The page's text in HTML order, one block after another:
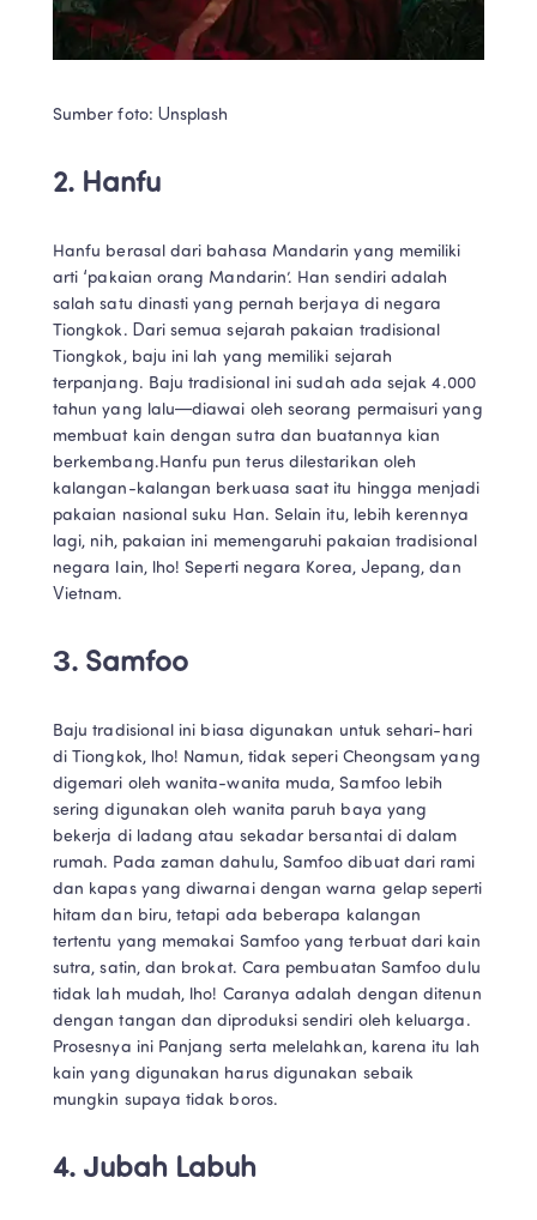
Sumber foto: Unsplash
2. Hanfu
Hanfu berasal dari bahasa Mandarin yang memiliki
arti ‘pakaian orang Mandarin’. Han sendiri adalah
salah satu dinasti yang pernah berjaya di negara
Tiongkok. Dari semua sejarah pakaian tradisional
Tiongkok, baju ini lah yang memiliki sejarah
terpanjang. Baju tradisional ini sudah ada sejak 4.000
tahun yang lalu—diawai oleh seorang permaisuri yang
membuat kain dengan sutra dan buatannya kian
berkembang.Hanfu pun terus dilestarikan oleh
kalangan-kalangan berkuasa saat itu hingga menjadi
pakaian nasional suku Han. Selain itu, lebih kerennya
lagi, nih, pakaian ini memengaruhi pakaian tradisional
negara lain, lho! Seperti negara Korea, Jepang, dan
Vietnam.
3. Samfoo
Baju tradisional ini biasa digunakan untuk sehari-hari
di Tiongkok, lho! Namun, tidak seperi Cheongsam yang
digemari oleh wanita-wanita muda, Samfoo lebih
sering digunakan oleh wanita paruh baya yang
bekerja di ladang atau sekadar bersantai di dalam
rumah. Pada zaman dahulu, Samfoo dibuat dari rami
dan kapas yang diwarnai dengan warna gelap seperti
hitam dan biru, tetapi ada beberapa kalangan
tertentu yang memakai Samfoo yang terbuat dari kain
sutra, satin, dan brokat. Cara pembuatan Samfoo dulu
tidak lah mudah, lho! Caranya adalah dengan ditenun
dengan tangan dan diproduksi sendiri oleh keluarga.
Prosesnya ini Panjang serta melelahkan, karena itu lah
kain yang digunakan harus digunakan sebaik
mungkin supaya tidak boros.
4. Jubah Labuh